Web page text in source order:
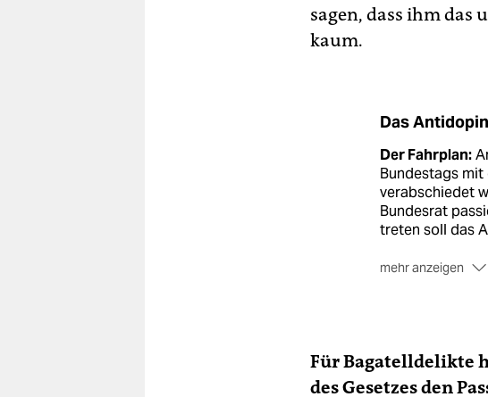
sagen, dass ihm
kaum.
Das
Der Fahrplan:
Bundestags mit
verabschiedet
Bundesrat
treten soll das
mehr anzeigen
zwei Jahren
Für Bagatelldelikte
des Gesetzes den